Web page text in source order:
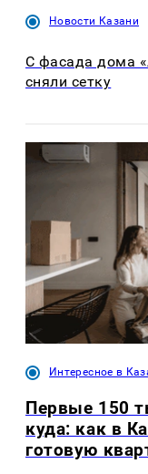
Новости Казани
С фасада дома
сняли сетку
Интересное в
Первые 150
куда: как в
готовую